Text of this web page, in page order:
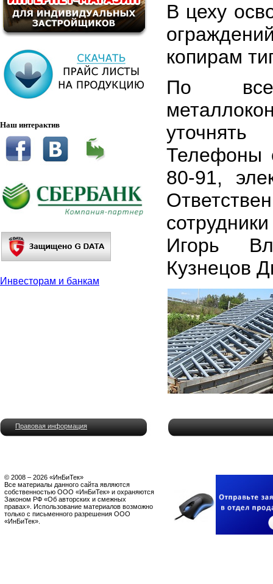
Наш интерактив
Инвесторам и банкам
В цеху
копирам
По
Телефоны
80-91,
Игорь
Кузнецов
Правовая информация
© 2008 – 2026 «ИнБиТек»
Все материалы данного сайта являются
собственностью ООО «ИнБиТек» и охраняются
Законом РФ «Об авторских и смежных
правах». Использование материалов возможно
только с письменного разрешения ООО
«ИнБиТек».